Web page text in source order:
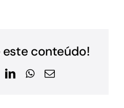
conteúdo!
LinkedInWhatsApp
E-